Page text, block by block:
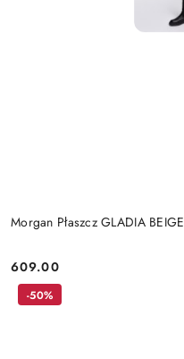
Morgan Płaszcz GLADIA BEIGE
Cena:
609.00
-50%